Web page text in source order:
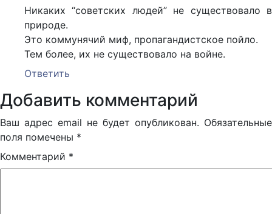
Никаких “советских людей” не существовало в
природе.
Это коммунячий миф, пропагандистское пойло.
Тем более, их не существовало на войне.
Ответить
Добавить комментарий
Ваш адрес email не будет опубликован. Обязательные
поля помечены *
Комментарий *